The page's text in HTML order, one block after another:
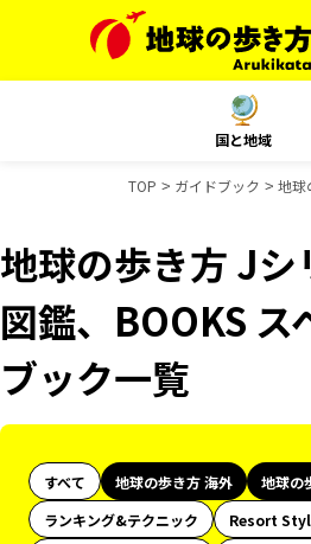
国と地域
TOP ガイドブック 地球
地球の歩き方 J
図鑑、BOOKS
ブック一覧
すべて 地球の歩き方 海外 地球の
ランキング&テクニック
Resort